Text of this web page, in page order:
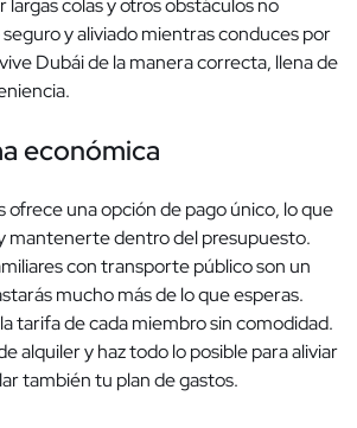
colas y otros obstáculos no
y aliviado mientras conduces por
Dubái de la manera correcta, llena de
económica
ofrece una opción de pago único, lo que
mantenerte dentro del presupuesto.
con transporte público son un
mucho más de lo que esperas.
tarifa de cada miembro sin comodidad.
alquiler y haz todo lo posible para aliviar
también tu plan de gastos.